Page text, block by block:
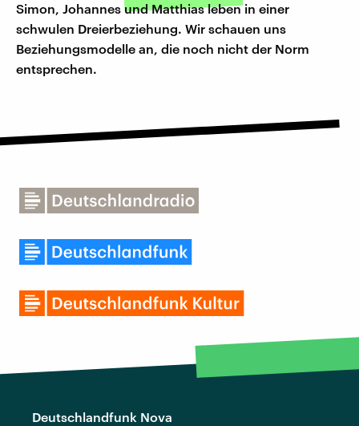
Simon, Johannes und Matthias leben in einer
schwulen Dreierbeziehung. Wir schauen uns
Beziehungsmodelle an, die noch nicht der Norm
entsprechen.
Deutschlandfunk Nova